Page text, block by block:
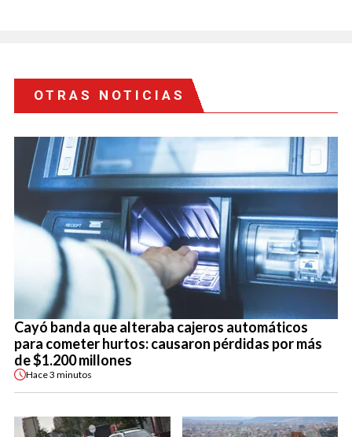
OTRAS NOTICIAS
Cayó banda que alteraba cajeros automáticos
para cometer hurtos: causaron pérdidas por más
de $1.200 millones
Hace3 minutos